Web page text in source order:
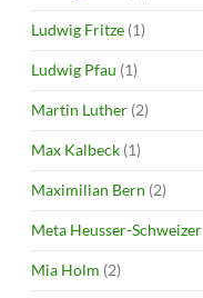
Ludwig Fritze (1)
Ludwig Pfau (1)
Martin Luther (2)
Max Kalbeck (1)
Maximilian Bern (2)
Meta Heusser-Schweizer
Mia Holm (2)